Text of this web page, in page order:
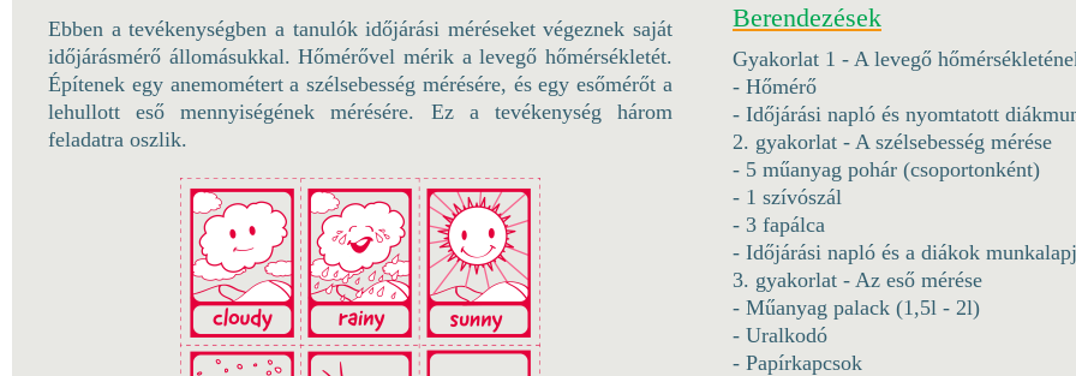
Ebben a tevékenységben a tanulók időjárási méréseket végeznek saját
időjárásmérő állomásukkal. Hőmérővel mérik a levegő hőmérsékletét.
Építenek egy anemométert a szélsebesség mérésére, és egy esőmérőt a
lehullott eső mennyiségének mérésére. Ez a tevékenység három
feladatra oszlik.
Berendezések
Gyakorlat 1 - A levegő
- Hőmérő
- Időjárási napló és nyomtatott
2. gyakorlat - A szélsebesség mérése
- 5 műanyag pohár (csoportonként)
- 1 szívószál
- 3 fapálca
- Időjárási napló és a diákok
3. gyakorlat - Az eső mérése
- Műanyag palack (1,5l - 2l)
- Uralkodó
- Papírkapcsok